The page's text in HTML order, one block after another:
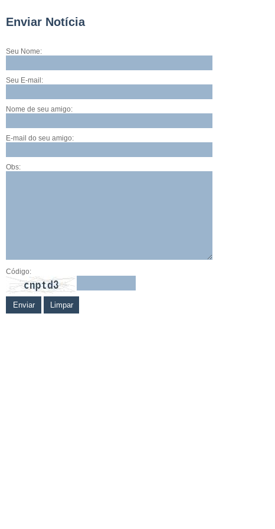
Enviar Notícia
Seu Nome:
Seu E-mail:
Nome de seu amigo:
E-mail do seu amigo:
Obs:
Código: